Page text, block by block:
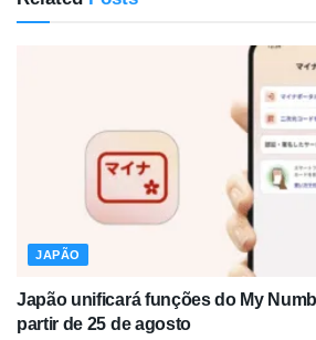
JAPÃO
Japão unificará funções do My
partir de 25 de agosto